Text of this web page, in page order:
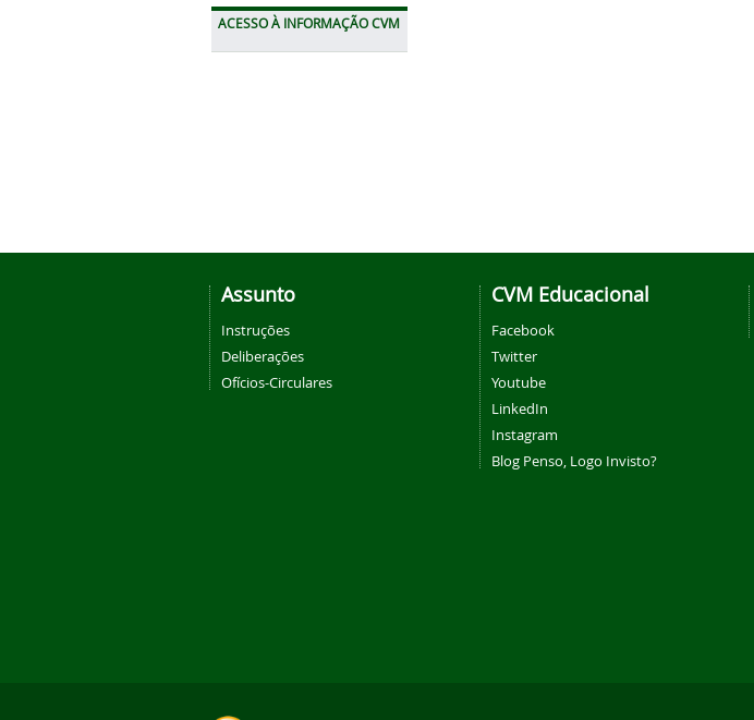
ACESSO À INFORMAÇÃO CVM
Assunto
Instruções
Deliberações
Ofícios-Circulares
CVM Educacional
Facebook
Twitter
Youtube
LinkedIn
Instagram
Blog Penso, Logo Invisto?